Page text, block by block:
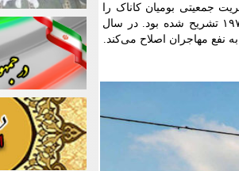
جمعیتی بومیان کاناک را
خنثی کند. این سیاست به‌طور واضح در نامه نخست‌وزیر فرانسه در سال ۱۹۷۲ تشریح شده بود. در سال